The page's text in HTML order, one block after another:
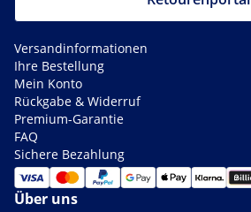
Versandinformationen
Ihre Bestellung
Mein Konto
Rückgabe & Widerruf
Premium-Garantie
FAQ
Sichere Bezahlung
Über uns